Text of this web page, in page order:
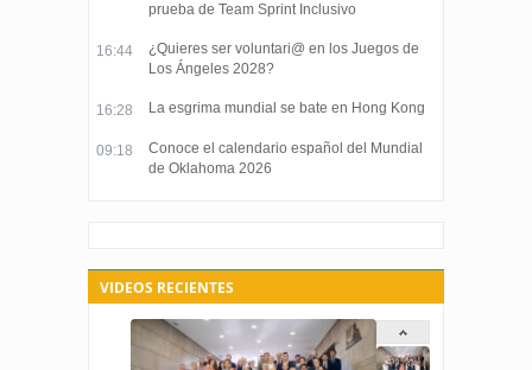
prueba de Team Sprint Inclusivo
16:44
¿Quieres ser voluntari@ en los Juegos de
Los Ángeles 2028?
16:28 La esgrima mundial se bate en Hong Kong
09:18
Conoce el calendario español del Mundial
de Oklahoma 2026
VIDEOS RECIENTES